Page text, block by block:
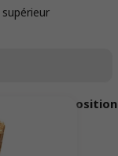
par position